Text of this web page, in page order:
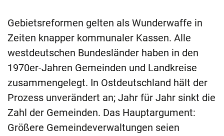
Gebietsreformen gelten als Wunderwaffe in
Zeiten knapper kommunaler Kassen. Alle
westdeutschen Bundesländer haben in den
1970er-Jahren Gemeinden und Landkreise
zusammengelegt. In Ostdeutschland hält der
Prozess unverändert an; Jahr für Jahr sinkt die
Zahl der Gemeinden. Das Hauptargument:
Größere Gemeindeverwaltungen seien